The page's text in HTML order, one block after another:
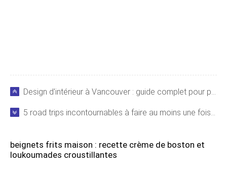
Design d'intérieur à Vancouver : guide complet pour passionnés
5 road trips incontournables à faire au moins une fois dans sa vie
beignets frits maison : recette crème de boston et
loukoumades croustillantes